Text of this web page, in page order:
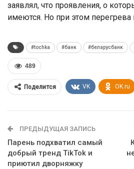
заявлял, что проявления, о
имеются. Но при этом перегрева
#tochka #банк #беларусбанк
489
Поделится VK OK.ru
ПРЕДЫДУЩАЯ ЗАПИСЬ
Парень подхватил самый
добрый тренд TikTok и
приютил дворняжку